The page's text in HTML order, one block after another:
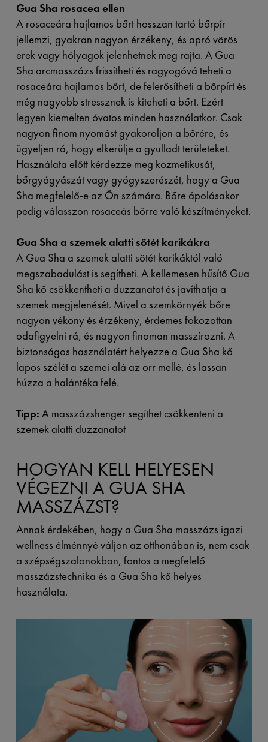
Gua Sha rosacea ellen
A rosaceára hajlamos bőrt hosszan tartó bőrpír
jellemzi, gyakran nagyon érzékeny, és apró vörös
erek vagy hólyagok jelenhetnek meg rajta. A Gua
Sha arcmasszázs frissítheti és ragyogóvá teheti a
rosaceára hajlamos bőrt, de felerősítheti a bőrpírt és
még nagyobb stressznek is kiteheti a bőrt. Ezért
legyen kiemelten óvatos minden használatkor. Csak
nagyon finom nyomást gyakoroljon a bőrére, és
ügyeljen rá, hogy elkerülje a gyulladt területeket.
Használata előtt kérdezze meg kozmetikusát,
bőrgyógyászát vagy gyógyszerészét, hogy a Gua
Sha megfelelő-e az Ön számára. Bőre ápolásakor
pedig válasszon rosaceás bőrre való készítményeket.
Gua Sha a szemek alatti sötét karikákra
A Gua Sha a szemek alatti sötét karikáktól való
megszabadulást is segítheti. A kellemesen hűsítő Gua
Sha kő csökkentheti a duzzanatot és javíthatja a
szemek megjelenését. Mivel a szemkörnyék bőre
nagyon vékony és érzékeny, érdemes fokozottan
odafigyelni rá, és nagyon finoman masszírozni. A
biztonságos használatért helyezze a Gua Sha kő
lapos szélét a szemei alá az orr mellé, és lassan
húzza a halántéka felé.
Tipp: A masszázshenger segíthet csökkenteni a
szemek alatti duzzanatot
HOGYAN KELL HELYESEN
VÉGEZNI A GUA SHA
MASSZÁZST?
Annak érdekében, hogy a Gua Sha masszázs igazi
wellness élménnyé váljon az otthonában is, nem csak
a szépségszalonokban, fontos a megfelelő
masszázstechnika és a Gua Sha kő helyes
használata.